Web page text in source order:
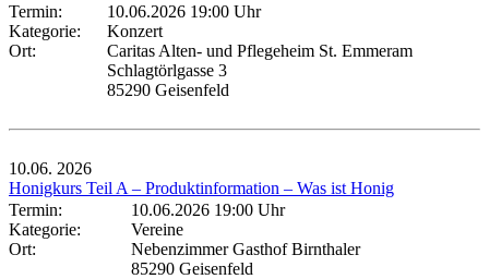
Termin:
10.06.2026 19:00 Uhr
Kategorie:
Konzert
Ort:
Caritas Alten- und Pflegeheim St. Emmeram
Schlagtörlgasse 3
85290 Geisenfeld
10.06. 2026
Honigkurs Teil A – Produktinformation – Was ist Honig
Termin:
10.06.2026 19:00 Uhr
Kategorie:
Vereine
Ort:
Nebenzimmer Gasthof Birnthaler
85290 Geisenfeld